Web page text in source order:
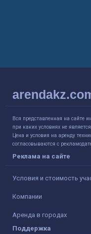
Вся представленная на сайте
при каких условиях не
Цена и условия на аренду
согласовываются с
Реклама на сайте
Условия и стоимость
Компании
Аренда в городах
Поддержка